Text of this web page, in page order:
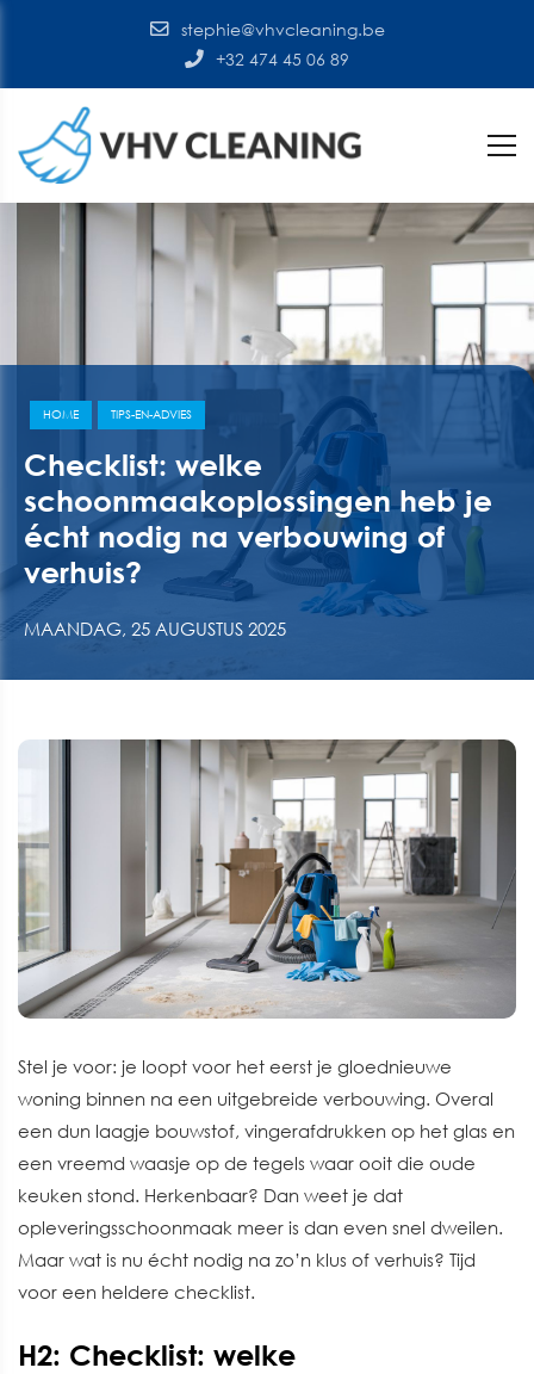
stephie@vhvcleaning.be
+32 474 45 06 89
HOME TIPS-EN-ADVIES
Checklist: welke
schoonmaakoplossingen heb je
écht nodig na verbouwing of
verhuis?
MAANDAG, 25 AUGUSTUS 2025
Stel je voor: je loopt voor het eerst je gloednieuwe
woning binnen na een uitgebreide verbouwing. Overal
een dun laagje bouwstof, vingerafdrukken op het glas en
een vreemd waasje op de tegels waar ooit die oude
keuken stond. Herkenbaar? Dan weet je dat
opleveringsschoonmaak meer is dan even snel dweilen.
Maar wat is nu écht nodig na zo’n klus of verhuis? Tijd
voor een heldere checklist.
H2: Checklist: welke